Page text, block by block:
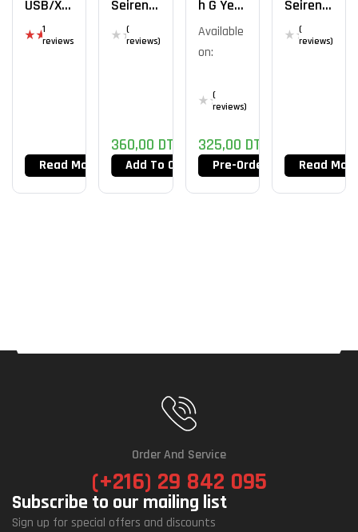
USB/XL
1
reviews
Read More
Seiren X
USB
QUARTZ
(
reviews)
360,00 DT
Add To Cart
H G Yeti
Orb
Available
on:
(
reviews)
325,00 DT
Pre-Order Now
Seiren
V2 X(
reviews)
Read
Order And Service
(+216) 29 842 095
Subscribe to our mailing list
Sign up for special offers and discounts